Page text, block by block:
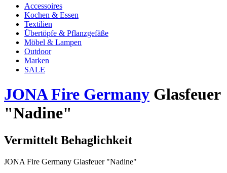
Accessoires
Kochen & Essen
Textilien
Übertöpfe & Pflanzgefäße
Möbel & Lampen
Outdoor
Marken
SALE
JONA Fire Germany Glasfeuer
"Nadine"
Vermittelt Behaglichkeit
JONA Fire Germany Glasfeuer "Nadine"